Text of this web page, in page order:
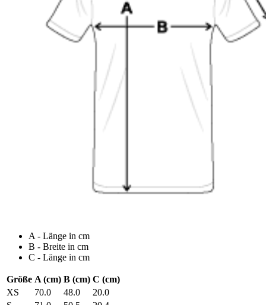
A - Länge in cm
B - Breite in cm
C - Länge in cm
Größe A (cm) B (cm) C (cm)
XS
70.0 48.0
20.0